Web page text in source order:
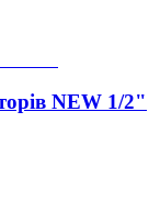
NEW 1/2"